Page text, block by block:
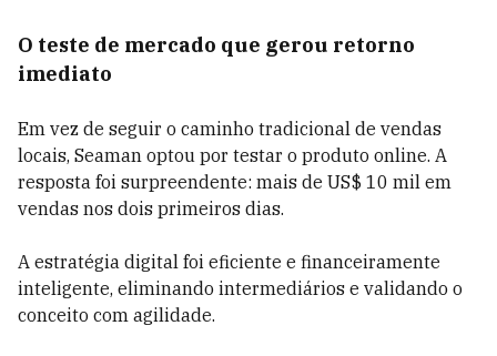
O teste de mercado que gerou retorno
imediato
Em vez de seguir o caminho tradicional de vendas
locais, Seaman optou por testar o produto online. A
resposta foi surpreendente: mais de US$ 10 mil em
vendas nos dois primeiros dias.
A estratégia digital foi eficiente e financeiramente
inteligente, eliminando intermediários e validando o
conceito com agilidade.